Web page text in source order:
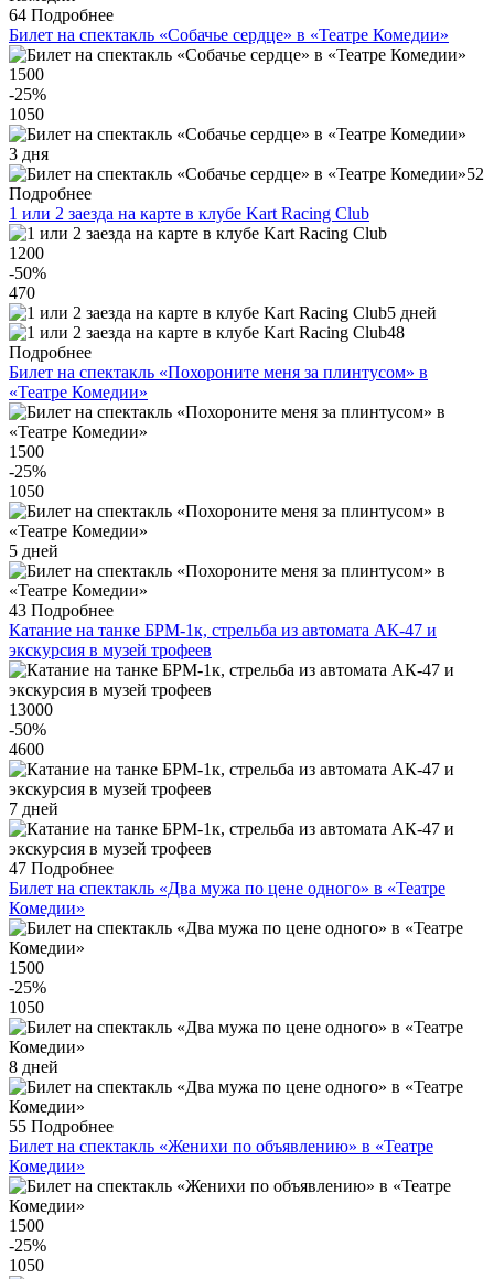
64 Подробнее
Билет на спектакль «Собачье сердце» в «Театре Комедии»
1500
-25%
1050
3 дня
52
Подробнее
1 или 2 заезда на карте в клубе Kart Racing Club
1200
-50%
470
5 дней
48
Подробнее
Билет на спектакль «Похороните меня за плинтусом» в
«Театре Комедии»
1500
-25%
1050
5 дней
43 Подробнее
Катание на танке БРМ-1к, стрельба из автомата АК-47 и
экскурсия в музей трофеев
13000
-50%
4600
7 дней
47 Подробнее
Билет на спектакль «Два мужа по цене одного» в «Театре
Комедии»
1500
-25%
1050
8 дней
55 Подробнее
Билет на спектакль «Женихи по объявлению» в «Театре
Комедии»
1500
-25%
1050